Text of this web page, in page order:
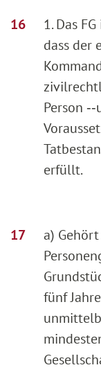
1. Das
dass der
Person
erfüllt.
a)
fünf